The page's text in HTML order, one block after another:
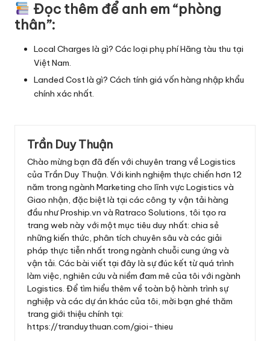
Đọc thêm để anh em “phòng
thân”:
Local Charges là gì? Các loại phụ phí Hãng tàu thu tại
Việt Nam.
Landed Cost là gì? Cách tính giá vốn hàng nhập khẩu
chính xác nhất.
Trần Duy Thuận
Chào mừng bạn đã đến với chuyên trang về Logistics
của Trần Duy Thuận. Với kinh nghiệm thực chiến hơn 12
năm trong ngành Marketing cho lĩnh vực Logistics và
Giao nhận, đặc biệt là tại các công ty vận tải hàng
đầu như Proship.vn và Ratraco Solutions, tôi tạo ra
trang web này với một mục tiêu duy nhất: chia sẻ
những kiến thức, phân tích chuyên sâu và các giải
pháp thực tiễn nhất trong ngành chuỗi cung ứng và
vận tải. Các bài viết tại đây là sự đúc kết từ quá trình
làm việc, nghiên cứu và niềm đam mê của tôi với ngành
Logistics. Để tìm hiểu thêm về toàn bộ hành trình sự
nghiệp và các dự án khác của tôi, mời bạn ghé thăm
trang giới thiệu chính tại:
https://tranduythuan.com/gioi-thieu